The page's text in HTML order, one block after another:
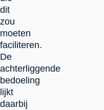
dit
zou
moeten
faciliteren.
De
achterliggende
bedoeling
lijkt
daarbij